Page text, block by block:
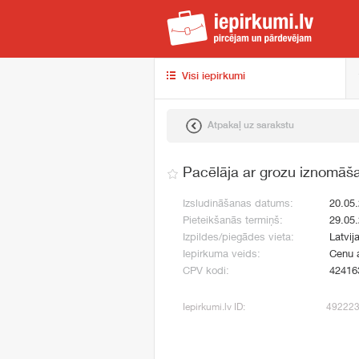
Visi iepirkumi
Atpakaļ uz sarakstu
Pacēlāja ar grozu
Izsludināšanas datums:
Pieteikšanās termiņš:
Izpildes/piegādes vieta:
Iepirkuma veids:
Cenu
CPV kodi:
Iepirkumi.lv ID: